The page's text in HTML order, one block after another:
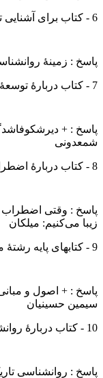
6 - کتاب برای آشنایی تخصصی با روانشناسی
پاسخ : زمینۀ
7 - کتاب دربارۀ توسعۀ فردی
پاسخ : +
شمعدونی
8 - کتاب دربارۀ اضطراب و استرس
پاسخ : وقتی اضطراب
زیبا می‌کنیم: میلکان
9 - کتابهای پایه رشتۀ مشاوره
پاسخ : + اصول و
سیمین حسینیان
10 - کتاب دربارۀ روانشناسی اثرگذاری و نفوذ
پاسخ : روانشناسی